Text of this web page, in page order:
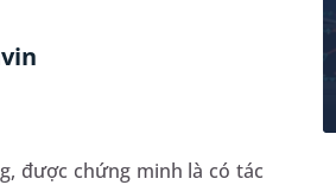
được chứng minh là có tác